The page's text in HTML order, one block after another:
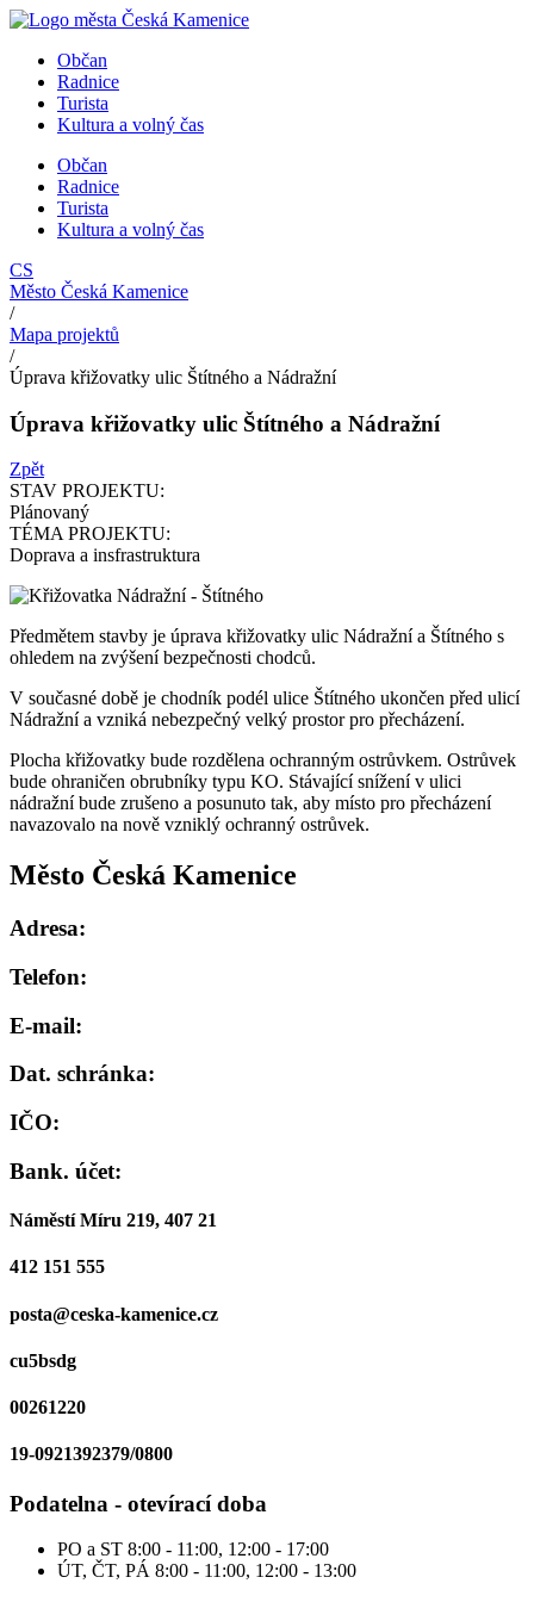
Přejít
obsahuObčan
Radnice
Turista
Kultura a volný čas
Občan
Radnice
Turista
Kultura a volný čas
CS
Město Česká Kamenice
/
Mapa projektů
/
Úprava křižovatky ulic Štítného a Nádražní
Úprava křižovatky ulic Štítného a Nádražní
Zpět
STAV PROJEKTU:
Plánovaný
TÉMA PROJEKTU:
Doprava a insfrastruktura
Předmětem stavby je úprava křižovatky ulic Nádražní a Štítného s
ohledem na zvýšení bezpečnosti chodců.
V současné době je chodník podél ulice Štítného ukončen před ulicí
Nádražní a vzniká nebezpečný velký prostor pro přecházení.
Plocha křižovatky bude rozdělena ochranným ostrůvkem. Ostrůvek
bude ohraničen obrubníky typu KO. Stávající snížení v ulici
nádražní bude zrušeno a posunuto tak, aby místo pro přecházení
navazovalo na nově vzniklý ochranný ostrůvek.
Město Česká Kamenice
Adresa:
Telefon:
E-mail:
Dat. schránka:
IČO:
Bank. účet:
Náměstí Míru 219, 407 21
412 151 555
posta@ceska-kamenice.cz
cu5bsdg
00261220
19-0921392379/0800
Podatelna - otevírací doba
PO a ST 8:00 - 11:00, 12:00 - 17:00
ÚT, ČT, PÁ 8:00 - 11:00, 12:00 - 13:00